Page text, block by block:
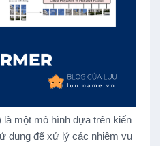
là một mô hình dựa trên kiến
dụng để xử lý các nhiệm vụ